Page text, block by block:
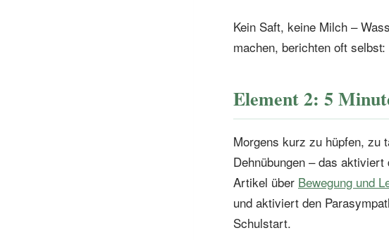
Kein Saft, keine Milch –
machen, berichten oft selbst:
Element 2: 5
Morgens kurz zu hüpfen, zu
Dehnübungen – das
Artikel über Bewegung und
und aktiviert den
Schulstart.